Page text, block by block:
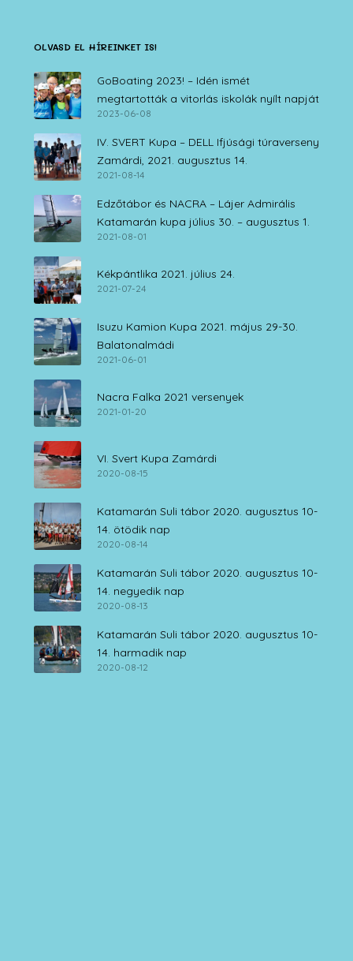
OLVASD EL HÍREINKET IS!
GoBoating 2023! – Idén ismét
megtartották a vitorlás iskolák nyílt napját
2023-06-08
IV. SVERT Kupa – DELL Ifjúsági túraverseny
Zamárdi, 2021. augusztus 14.
2021-08-14
Edzőtábor és NACRA – Lájer Admirális
Katamarán kupa július 30. – augusztus 1.
2021-08-01
Kékpántlika 2021. július 24.
2021-07-24
Isuzu Kamion Kupa 2021. május 29-30.
Balatonalmádi
2021-06-01
Nacra Falka 2021 versenyek
2021-01-20
VI. Svert Kupa Zamárdi
2020-08-15
Katamarán Suli tábor 2020. augusztus 10-
14. ötödik nap
2020-08-14
Katamarán Suli tábor 2020. augusztus 10-
14. negyedik nap
2020-08-13
Katamarán Suli tábor 2020. augusztus 10-
14. harmadik nap
2020-08-12